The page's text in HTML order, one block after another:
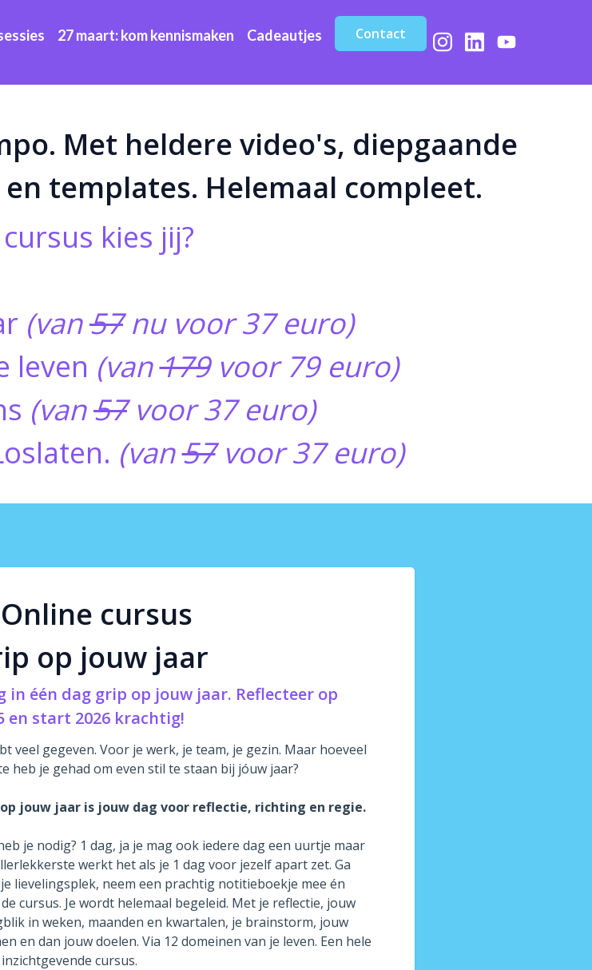
27 maart: kom kennismaken Cadeautjes Contact
Met heldere video's, diepgaande
templates. Helemaal compleet.
kies jij?
(van57nu voor 37 euro)
leven (van179voor 79 euro)
(van57voor 37 euro)
(van57voor 37 euro)
cursus
op jouw jaar
in één dag grip op jouw jaar. Reflecteer op
en start 2026 krachtig!
veel gegeven. Voor je werk, je team, je gezin. Maar hoeveel
heb je gehad om even stil te staan bij jóuw jaar?
jouw jaar is jouw dag voor reflectie, richting en regie.
je nodig? 1 dag, ja je mag ook iedere dag een uurtje maar
werkt het als je 1 dag voor jezelf apart zet. Ga
lievelingsplek, neem een prachtig notitieboekje mee én
cursus. Je wordt helemaal begeleid. Met je reflectie, jouw
in weken, maanden en kwartalen, je brainstorm, jouw
en dan jouw doelen. Via 12 domeinen van je leven. Een hele
cursus.